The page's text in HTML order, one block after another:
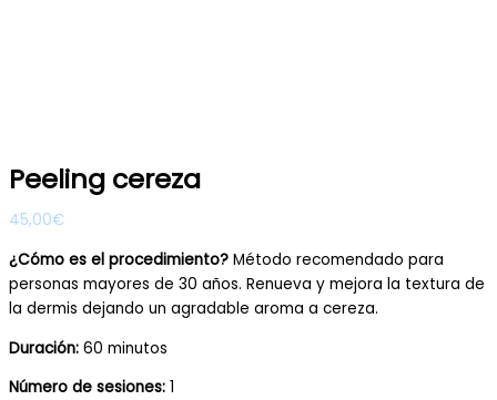
Peeling cereza
45,00€
¿Cómo es el procedimiento? Método recomendado para
personas mayores de 30 años. Renueva y mejora la textura de
la dermis dejando un agradable aroma a cereza.
Duración: 60 minutos
Número de sesiones: 1